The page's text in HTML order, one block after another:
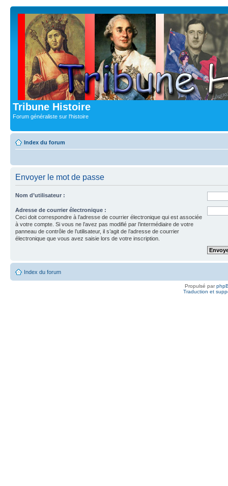
Tribune Histoire
Forum généraliste sur l'histoire
Index du forum
Envoyer le mot de passe
Nom d’utilisateur :
Adresse de courrier électronique :
Ceci doit correspondre à l’adresse de courrier électronique qui est associée
à votre compte. Si vous ne l’avez pas modifié par l’intermédiaire de votre
panneau de contrôle de l’utilisateur, il s’agit de l’adresse de courrier
électronique que vous avez saisie lors de votre inscription.
Index du forum
Propulsé par
Traduction et